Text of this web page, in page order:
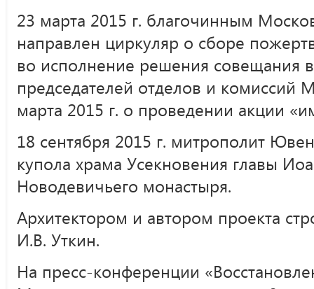
23 марта 2015 г. благочинным
направлен циркуляр о сборе
во исполнение решения совещания
председателей отделов и комиссий
марта 2015 г. о проведении акции
18 сентября 2015 г. митрополит
купола храма Усекновения главы
Новодевичьего монастыря.
Архитектором и автором проекта
И.В. Уткин.
На пресс-конференции